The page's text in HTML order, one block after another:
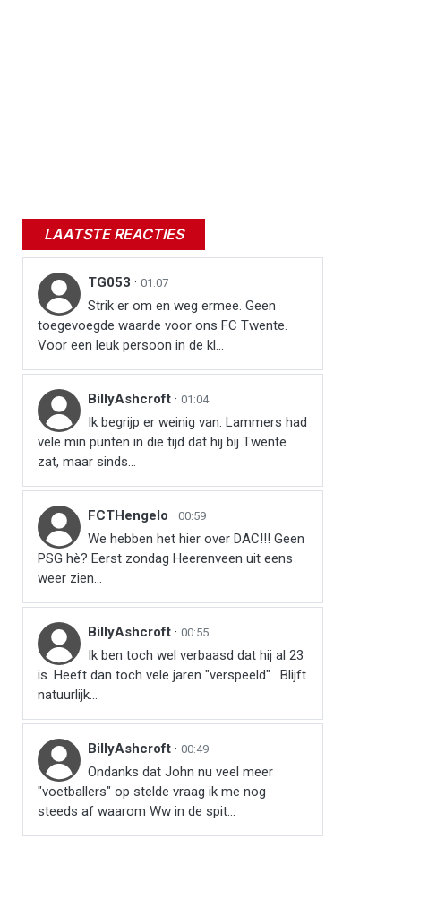
LAATSTE REACTIES
TG053 · 01:07
Strik er om en weg ermee. Geen
toegevoegde waarde voor ons FC Twente.
Voor een leuk persoon in de kl...
BillyAshcroft · 01:04
Ik begrijp er weinig van. Lammers had
vele min punten in die tijd dat hij bij Twente
zat, maar sinds...
FCTHengelo · 00:59
We hebben het hier over DAC!!! Geen
PSG hè? Eerst zondag Heerenveen uit eens
weer zien…
BillyAshcroft · 00:55
Ik ben toch wel verbaasd dat hij al 23
is. Heeft dan toch vele jaren "verspeeld" . Blijft
natuurlijk...
BillyAshcroft · 00:49
Ondanks dat John nu veel meer
"voetballers" op stelde vraag ik me nog
steeds af waarom Ww in de spit...